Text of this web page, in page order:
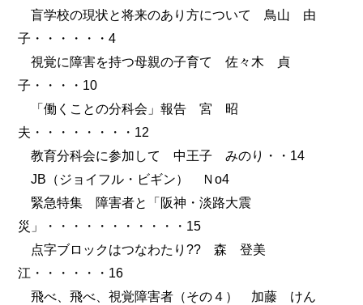
盲学校の現状と将来のあり方について 鳥山 由
子・・・・・・4
視覚に障害を持つ母親の子育て 佐々木 貞
子・・・・10
「働くことの分科会」報告 宮 昭
夫・・・・・・・・12
教育分科会に参加して 中王子 みのり・・14
JB（ジョイフル・ビギン） Ｎо4
緊急特集 障害者と「阪神・淡路大震
災」・・・・・・・・・・・15
点字ブロックはつなわたり?? 森 登美
江・・・・・・16
飛べ、飛べ、視覚障害者（その４） 加藤 けん